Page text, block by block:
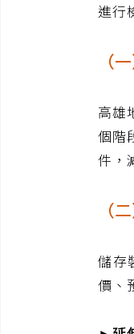
進行
（
高雄
個階
件，
（
儲存
價、